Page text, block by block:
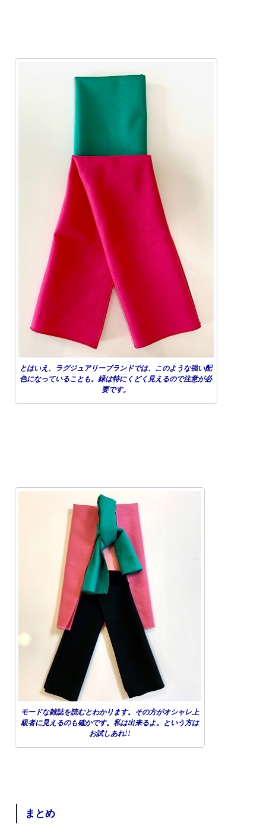
とはいえ、ラグジュアリーブランドでは、このような強い配
色になっていることも。緑は特にくどく見えるので注意が必
要です。
モードな雑誌を読むとわかります。その方がオシャレ上
級者に見えるのも確かです。私は出来るよ。という方は
お試しあれ!!
まとめ